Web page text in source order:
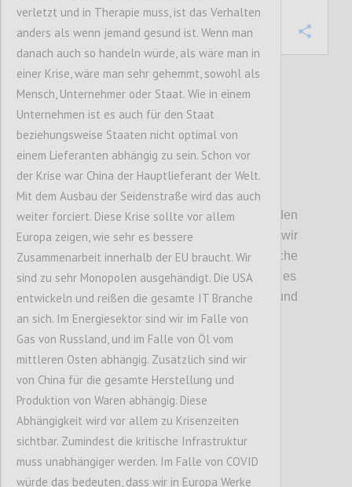
16votes
P2
Kritische Unsicherheiten: Bei den
unischeren und kritischen Faktoren
haben wir
angeregtüber die wirtschaftliche
Systemtransformationdiskutiert.Hier ging es
vor allem darum, in welcherTiefe und
Richtung sich diese auswirken wird.
verletzt und in Therapie muss, ist das Verhalten
anders als wenn jemand gesund ist. Wenn man
danach auch so handeln würde, als wäre man in
einer Krise, wäre man sehr gehemmt, sowohl als
Mensch, Unternehmer oder Staat. Wie in einem
Unternehmen ist es auch für den Staat
beziehungsweise Staaten nicht optimal von
einem Lieferanten abhängig zu sein. Schon vor
der Krise war China der Hauptlieferant der Welt.
Mit dem Ausbau der Seidenstraße wird das auch
weiter forciert. Diese Krise sollte vor allem
Europa zeigen, wie sehr es bessere
Zusammenarbeit innerhalb der EU braucht. Wir
sind zu sehr Monopolen ausgehändigt. Die USA
entwickeln und reißen die gesamte IT Branche
an sich. Im Energiesektor sind wir im Falle von
Gas von Russland, und im Falle von Öl vom
mittleren Osten abhängig. Zusätzlich sind wir
von China für die gesamte Herstellung und
Produktion von Waren abhängig. Diese
Abhängigkeit wird vor allem zu Krisenzeiten
sichtbar. Zumindest die kritische Infrastruktur
muss unabhängiger werden. Im Falle von COVID
würde das bedeuten, dass wir in Europa Werke